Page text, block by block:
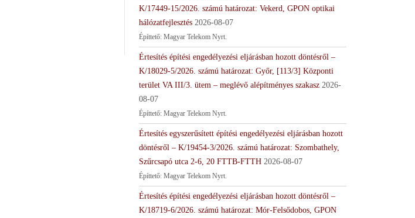
K/17449-15/2026. számú határozat: Vekerd, GPON optikai
hálózatfejlesztés 2026-08-07
Építtető: Magyar Telekom Nyrt.
Értesítés építési engedélyezési eljárásban hozott döntésről –
K/18029-5/2026. számú határozat: Győr, [113/3] Központi
terület VA III/3. ütem – meglévő alépítményes szakasz 2026-
08-07
Építtető: Magyar Telekom Nyrt.
Értesítés egyszerűsített építési engedélyezési eljárásban hozott
döntésről – K/19454-3/2026. számú határozat: Szombathely,
Szűrcsapó utca 2-6, 20 FTTB-FTTH 2026-08-07
Építtető: Magyar Telekom Nyrt.
Értesítés építési engedélyezési eljárásban hozott döntésről –
K/18719-6/2026. számú határozat: Mór-Felsődobos, GPON